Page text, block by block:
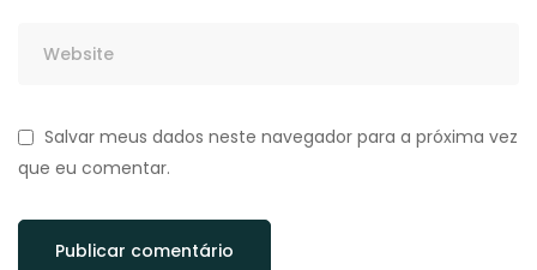
Salvar meus dados neste navegador para a próxima vez
que eu comentar.